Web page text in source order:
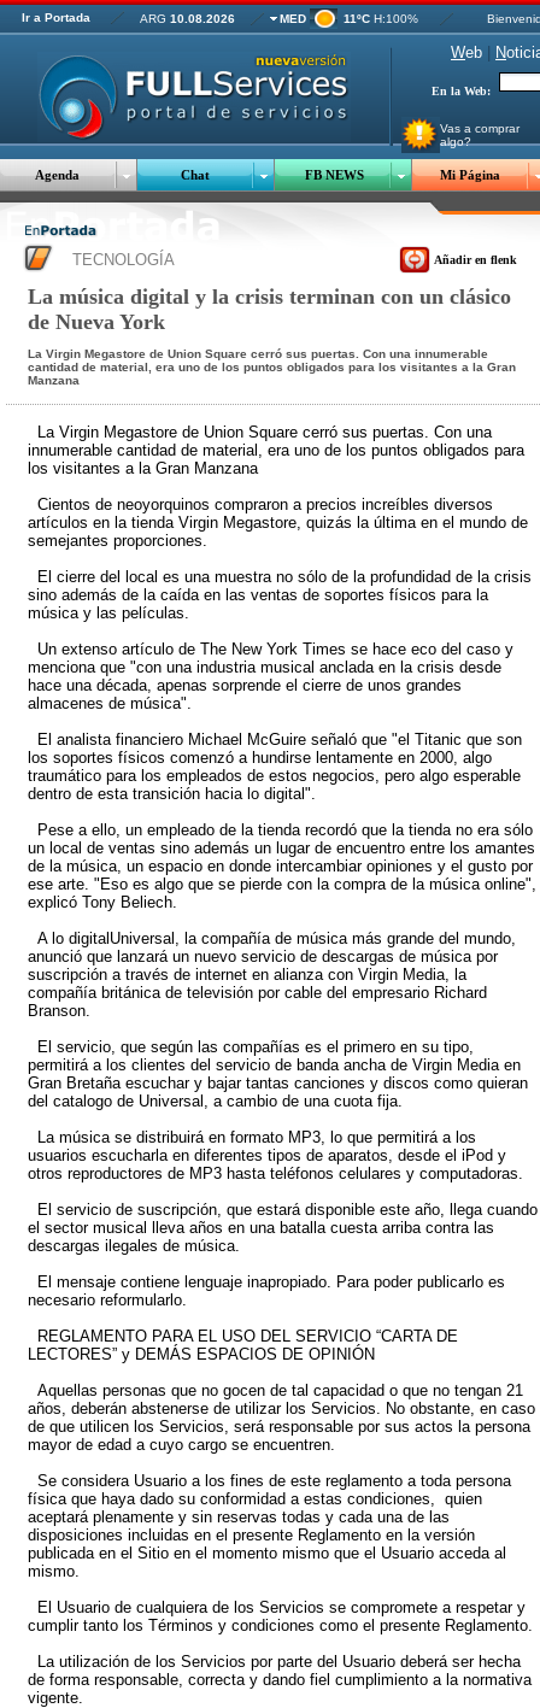
Ir a Portada ARG 10.08.2026 MED 11ºC H:100%
Web N
En la Web:
Vas a comprar
algo?
Agenda Chat FB NEWS Mi Página
TECNOLOGÍA Añadir en flenk
La música digital y la crisis terminan con un clásico
de Nueva York
La Virgin Megastore de Union Square cerró sus puertas. Con una innumerable
cantidad de material, era uno de los puntos obligados para los visitantes a la Gran
Manzana
La Virgin Megastore de Union Square cerró sus puertas. Con una
innumerable cantidad de material, era uno de los puntos obligados para
los visitantes a la Gran Manzana
Cientos de neoyorquinos compraron a precios increíbles diversos
artículos en la tienda Virgin Megastore, quizás la última en el mundo de
semejantes proporciones.
El cierre del local es una muestra no sólo de la profundidad de la crisis
sino además de la caída en las ventas de soportes físicos para la
música y las películas.
Un extenso artículo de The New York Times se hace eco del caso y
menciona que "con una industria musical anclada en la crisis desde
hace una década, apenas sorprende el cierre de unos grandes
almacenes de música".
El analista financiero Michael McGuire señaló que "el Titanic que son
los soportes físicos comenzó a hundirse lentamente en 2000, algo
traumático para los empleados de estos negocios, pero algo esperable
dentro de esta transición hacia lo digital".
Pese a ello, un empleado de la tienda recordó que la tienda no era sólo
un local de ventas sino además un lugar de encuentro entre los amantes
de la música, un espacio en donde intercambiar opiniones y el gusto por
ese arte. "Eso es algo que se pierde con la compra de la música online",
explicó Tony Beliech.
A lo digitalUniversal, la compañía de música más grande del mundo,
anunció que lanzará un nuevo servicio de descargas de música por
suscripción a través de internet en alianza con Virgin Media, la
compañía británica de televisión por cable del empresario Richard
Branson.
El servicio, que según las compañías es el primero en su tipo,
permitirá a los clientes del servicio de banda ancha de Virgin Media en
Gran Bretaña escuchar y bajar tantas canciones y discos como quieran
del catalogo de Universal, a cambio de una cuota fija.
La música se distribuirá en formato MP3, lo que permitirá a los
usuarios escucharla en diferentes tipos de aparatos, desde el iPod y
otros reproductores de MP3 hasta teléfonos celulares y computadoras.
El servicio de suscripción, que estará disponible este año, llega cuando
el sector musical lleva años en una batalla cuesta arriba contra las
descargas ilegales de música.
El mensaje contiene lenguaje inapropiado. Para poder publicarlo es
necesario reformularlo.
REGLAMENTO PARA EL USO DEL SERVICIO “CARTA DE
LECTORES” y DEMÁS ESPACIOS DE OPINIÓN
Aquellas personas que no gocen de tal capacidad o que no tengan 21
años, deberán abstenerse de utilizar los Servicios. No obstante, en caso
de que utilicen los Servicios, será responsable por sus actos la persona
mayor de edad a cuyo cargo se encuentren.
Se considera Usuario a los fines de este reglamento a toda persona
física que haya dado su conformidad a estas condiciones, quien
aceptará plenamente y sin reservas todas y cada una de las
disposiciones incluidas en el presente Reglamento en la versión
publicada en el Sitio en el momento mismo que el Usuario acceda al
mismo.
El Usuario de cualquiera de los Servicios se compromete a respetar y
cumplir tanto los Términos y condiciones como el presente Reglamento.
La utilización de los Servicios por parte del Usuario deberá ser hecha
de forma responsable, correcta y dando fiel cumplimiento a la normativa
vigente.